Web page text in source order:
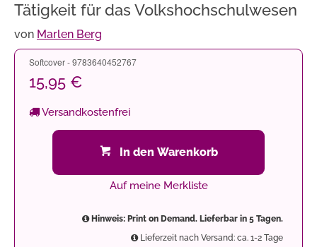
Tätigkeit für das Volkshochschulwesen
von Marlen Berg
Softcover - 9783640452767
15,95 €
Versandkostenfrei
In den Warenkorb
Auf meine Merkliste
Hinweis: Print on Demand. Lieferbar in 5 Tagen.
Lieferzeit nach Versand: ca. 1-2 Tage